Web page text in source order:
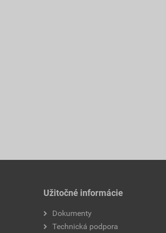
Užitočné informácie
Dokumenty
Technická podpora